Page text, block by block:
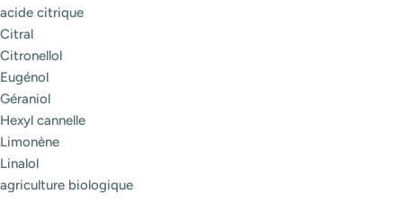
acide citrique
Citral
Citronellol
Eugénol
Géraniol
Hexyl cannelle
Limonène
Linalol
agriculture biologique